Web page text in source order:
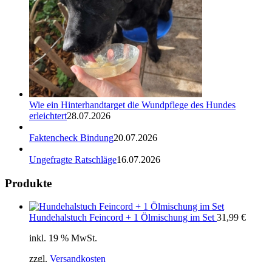
Wie ein Hinterhandtarget die Wundpflege des Hundes
erleichtert28.07.2026
Faktencheck Bindung20.07.2026
Ungefragte Ratschläge16.07.2026
Produkte
Hundehalstuch Feincord + 1 Ölmischung im Set 31,99 €
inkl. 19 % MwSt.
zzgl. Versandkosten